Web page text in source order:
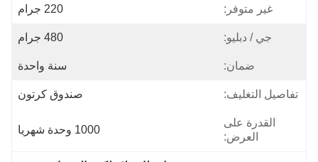
غير متوفر: 220 جرام
جي / دبليو: 480 جرام
ضمان: سنة واحدة
تفاصيل التغليف: صندوق كرتون
القدرة على
العرض:
1000 وحدة شهريا